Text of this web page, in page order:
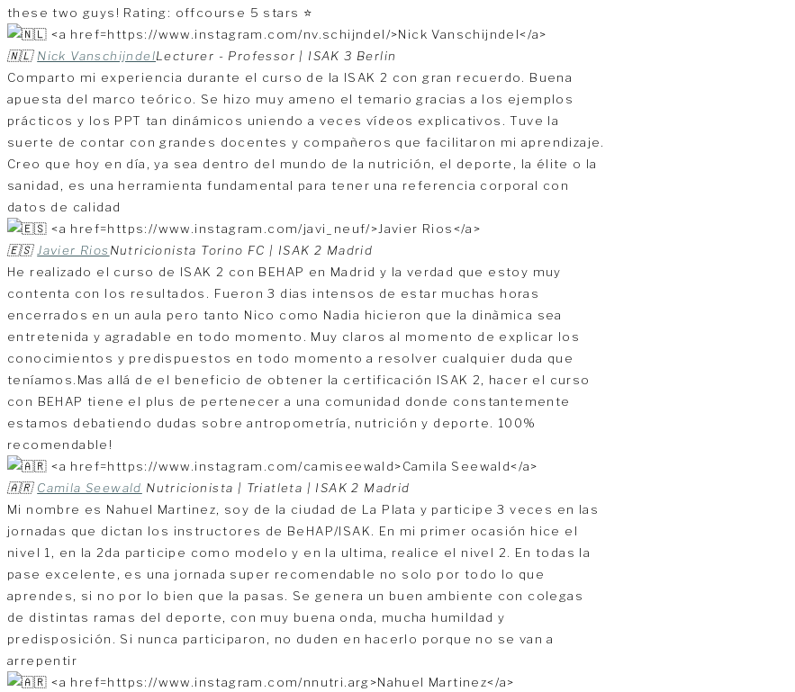
these two guys! Rating: offcourse 5 stars ⭐
🇳🇱 Nick VanschijndelLecturer - Professor | ISAK 3 Berlin
Comparto mi experiencia durante el curso de la ISAK 2 con gran recuerdo. Buena
apuesta del marco teórico. Se hizo muy ameno el temario gracias a los ejemplos
prácticos y los PPT tan dinámicos uniendo a veces vídeos explicativos. Tuve la
suerte de contar con grandes docentes y compañeros que facilitaron mi aprendizaje.
Creo que hoy en día, ya sea dentro del mundo de la nutrición, el deporte, la élite o la
sanidad, es una herramienta fundamental para tener una referencia corporal con
datos de calidad
🇪🇸 Javier Rios Nutricionista Torino FC | ISAK 2 Madrid
He realizado el curso de ISAK 2 con BEHAP en Madrid y la verdad que estoy muy
contenta con los resultados. Fueron 3 dias intensos de estar muchas horas
encerrados en un aula pero tanto Nico como Nadia hicieron que la dinàmica sea
entretenida y agradable en todo momento. Muy claros al momento de explicar los
conocimientos y predispuestos en todo momento a resolver cualquier duda que
teníamos.Mas allá de el beneficio de obtener la certificación ISAK 2, hacer el curso
con BEHAP tiene el plus de pertenecer a una comunidad donde constantemente
estamos debatiendo dudas sobre antropometría, nutrición y deporte. 100%
recomendable!
🇦🇷 Camila Seewald Nutricionista | Triatleta | ISAK 2 Madrid
Mi nombre es Nahuel Martinez, soy de la ciudad de La Plata y participe 3 veces en las
jornadas que dictan los instructores de BeHAP/ISAK. En mi primer ocasión hice el
nivel 1, en la 2da participe como modelo y en la ultima, realice el nivel 2. En todas la
pase excelente, es una jornada super recomendable no solo por todo lo que
aprendes, si no por lo bien que la pasas. Se genera un buen ambiente con colegas
de distintas ramas del deporte, con muy buena onda, mucha humildad y
predisposición. Si nunca participaron, no duden en hacerlo porque no se van a
arrepentir